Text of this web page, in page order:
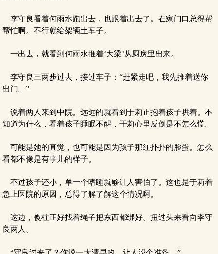
李守良看着何雨水跑出去，也跟着出去了。在家门口总得帮
帮忙啊。不行就给架辆土车子。
一出去，就看到何雨水推着‘大梁’从厨房里出来。
李守良三两步过去，接过车子：“赶紧走吧，我先推着送你
出门。”
说着两人来到中院。远远的就看到于莉正抱着孩子哄着。不
知道为什么，看着孩子睡眠不醒，于莉心里反倒是不怎么慌。
可能是她的直觉，也可能是因为孩子那红扑扑的脸蛋。怎么
看都不像是有事儿的样子。
不过孩子还小，单一个嗜睡就够让人害怕了。这也是于莉着
急上医院的原因，总得了解了解这个情况啊。
这边，傻柱正好找着绳子把东西都绑好。扭过头来看向李守
良两人。
“守良过来了？你说一大清早的，让人没个准备。”